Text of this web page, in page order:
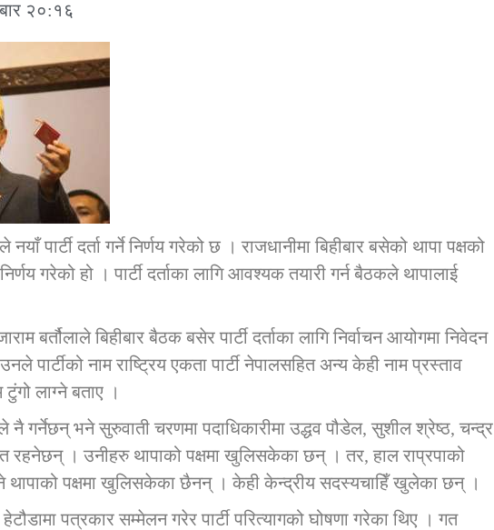
कार्यालय जुम्लाकाे सुचना
लैङ्गिक हिंसा सम्बन्धी सूचना सन्देश
सन्देश तातोपानी गाउँपालिका जुम्लाको सूचना
२०:१६
पार्टी दर्ता गर्ने निर्णय गरेको छ । राजधानीमा बिहीबार बसेको थापा पक्षको
निर्णय गरेको हो । पार्टी दर्ताका लागि आवश्यक तयारी गर्न बैठकले थापालाई
बर्तौलाले बिहीबार बैठक बसेर पार्टी दर्ताका लागि निर्वाचन आयोगमा निवेदन
पार्टीको नाम राष्ट्रिय एकता पार्टी नेपालसहित अन्य केही नाम प्रस्ताव
लाग्ने बताए ।
नै गर्नेछन् भने सुरुवाती चरणमा पदाधिकारीमा उद्धव पौडेल, सुशील श्रेष्ठ, चन्द्र
रहनेछन् । उनीहरु थापाको पक्षमा खुलिसकेका छन् । तर, हाल राप्रपाको
थापाको पक्षमा खुलिसकेका छैनन् । केही केन्द्रीय सदस्यचाहिँ खुलेका छन् ।
पत्रकार सम्मेलन गरेर पार्टी परित्यागको घोषणा गरेका थिए । गत